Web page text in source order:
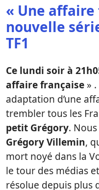
« Une affaire
nouvelle
TF1
Ce lundi soir à
affaire française »
adaptation d’une
trembler tous les
petit Grégory.
Grégory Villemin,
mort noyé dans la
le tour des médias
résolue depuis plus